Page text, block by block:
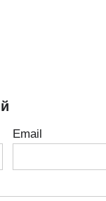
Email